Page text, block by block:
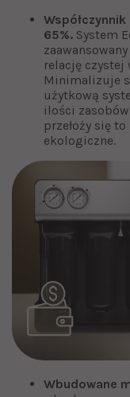
65%. System
relację czystej
Minimalizuje
użytkową
ilości
przełoży się
ekologiczne.
Wbudowane